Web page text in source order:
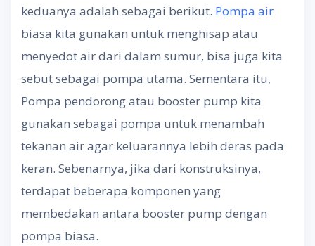
keduanya adalah sebagai berikut. Pompa air
biasa kita gunakan untuk menghisap atau
menyedot air dari dalam sumur, bisa juga kita
sebut sebagai pompa utama. Sementara itu,
Pompa pendorong atau booster pump kita
gunakan sebagai pompa untuk menambah
tekanan air agar keluarannya lebih deras pada
keran. Sebenarnya, jika dari konstruksinya,
terdapat beberapa komponen yang
membedakan antara booster pump dengan
pompa biasa.